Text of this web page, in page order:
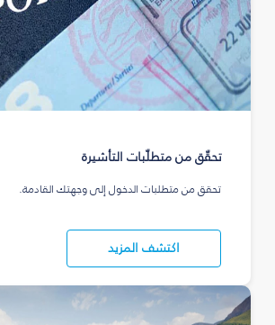
تحقّق من متطلّبات التأشيرة
تحقق من متطلبات الدخول إلى وجهتك القادمة.
اكتشف المزيد